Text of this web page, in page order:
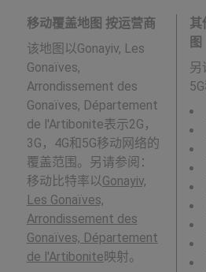
移动覆盖地图 按运营商
该地图以Gonayiv, Les
Gonaïves,
Arrondissement des
Gonaïves, Département
de l'Artibonite表示2G，
3G，4G和5G移动网络的
覆盖范围。另请参阅：
移动比特率以Gonayiv,
Les Gonaïves,
Arrondissement des
Gonaïves, Département
de l'Artibonite映射。
其
图
另